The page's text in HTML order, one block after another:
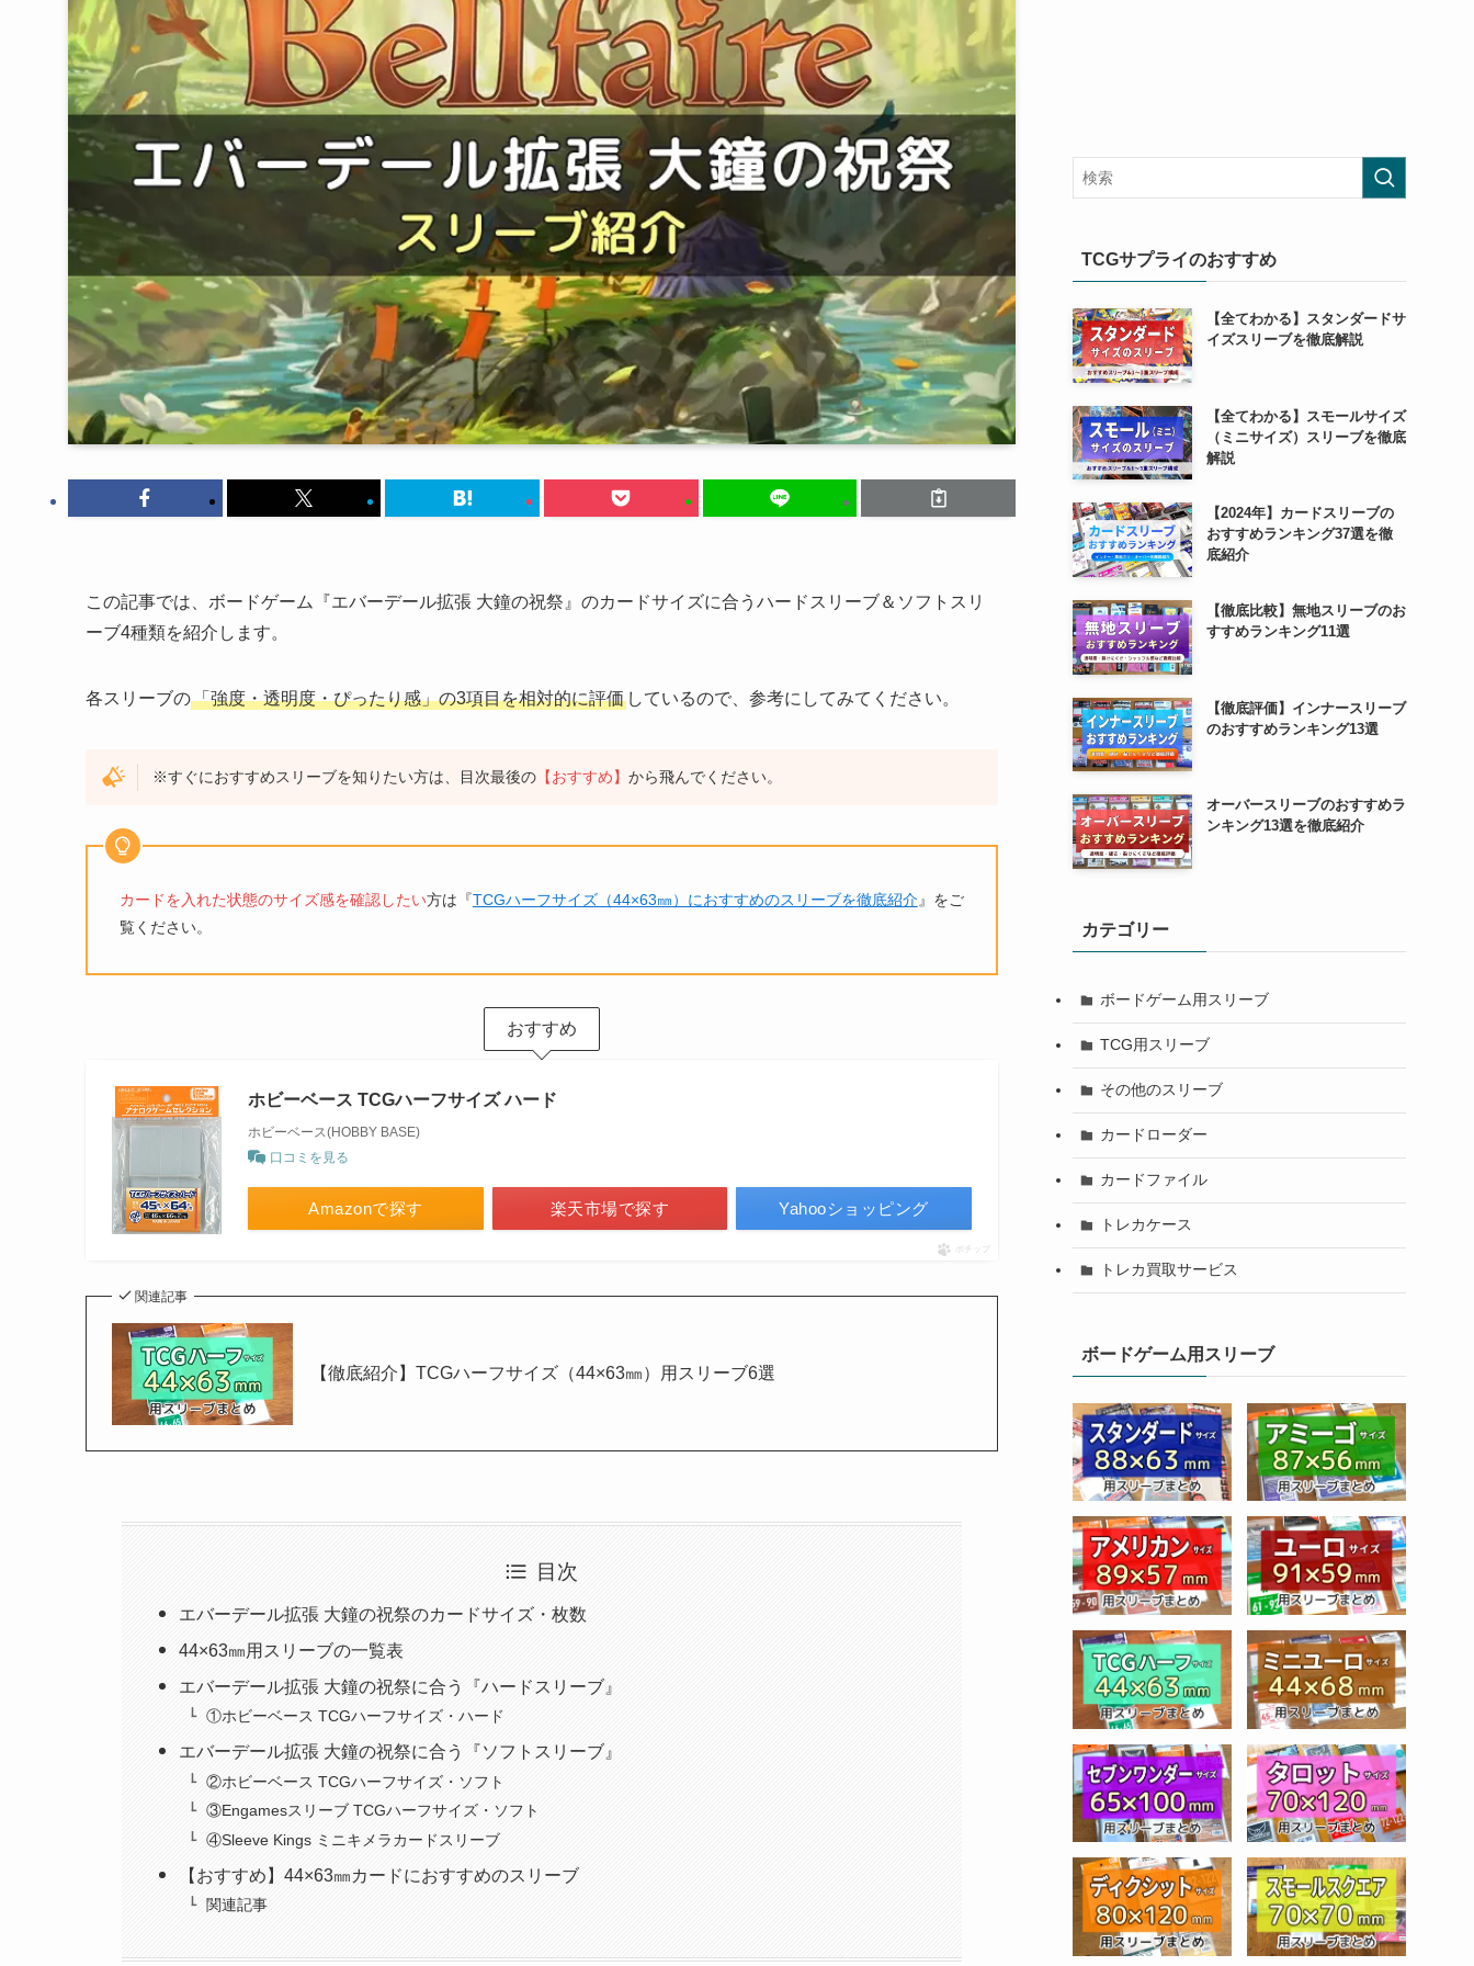
この記事では、ボードゲーム『エバーデール拡張 大鐘の祝祭』のカードサイズに合うハードスリーブ＆ソフトスリ
ーブ4種類を紹介します。
各スリーブの「強度・透明度・ぴったり感」の3項目を相対的に評価 しているので、参考にしてみてください。
※すぐにおすすめスリーブを知りたい方は、目次最後の 【おすすめ】から飛んでください。
カードを入れた状態のサイズ感を確認したい方は『TCGハーフサイズ（44×63㎜）におすすめのスリーブを徹底紹介』をご
覧ください。
おすすめ
ホビーベース TCGハーフサイズ ハード
ホビーベース(HOBBY BASE)
口コミを見る
Amazonで探す 楽天市場で探す Yahooショッピング
ポチップ
関連記事
【徹底紹介】TCGハーフサイズ（44×63㎜）用スリーブ6選
目次
エバーデール拡張 大鐘の祝祭のカードサイズ・枚数
44×63㎜用スリーブの一覧表
エバーデール拡張 大鐘の祝祭に合う『ハードスリーブ』
①ホビーベース TCGハーフサイズ・ハード
エバーデール拡張 大鐘の祝祭に合う『ソフトスリーブ』
②ホビーベース TCGハーフサイズ・ソフト
③Engamesスリーブ TCGハーフサイズ・ソフト
④Sleeve Kings ミニキメラカードスリーブ
【おすすめ】44×63㎜カードにおすすめのスリーブ
関連記事
TCGサプライのおすすめ
【全てわかる】スタンダードサ
イズスリーブを徹底解説
【全てわかる】スモールサイズ
（ミニサイズ）スリーブを徹底
解説
【2024年】カードスリーブの
おすすめランキング37選を徹
底紹介
【徹底比較】無地スリーブのお
すすめランキング11選
【徹底評価】インナースリーブ
のおすすめランキング13選
オーバースリーブのおすすめラ
ンキング13選を徹底紹介
カテゴリー
ボードゲーム用スリーブ
TCG用スリーブ
その他のスリーブ
カードローダー
カードファイル
トレカケース
トレカ買取サービス
ボードゲーム用スリーブ